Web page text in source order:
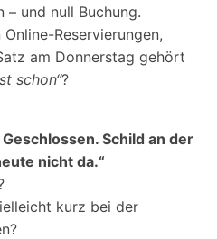
– und null Buchung.
Reservierungen,
am Donnerstag gehört
schon“?
Schild an der
nicht da.“
kurz bei der